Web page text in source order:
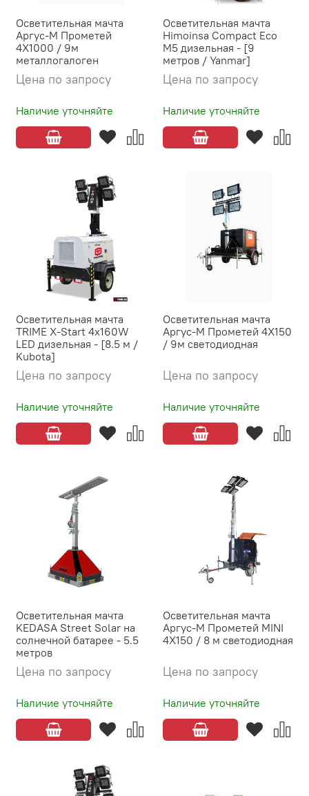
Осветительная мачта
Аргус-М Прометей
4X1000 / 9м
металлогалоген
Наличие уточняйте
Цена по запросу
Осветительная мачта
Himoinsa Compact Eco
M5 дизельная - [9
метров / Yanmar]
Наличие уточняйте
Цена по запросу
Осветительная мачта
TRIME X-Start 4x160W
LED дизельная - [8.5 м /
Kubota]
Наличие уточняйте
Цена по запросу
Осветительная мачта
Аргус-М Прометей 4X150
/ 9м светодиодная
Наличие уточняйте
Цена по запросу
Осветительная мачта
KEDASA Street Solar на
солнечной батарее - 5.5
метров
Наличие уточняйте
Цена по запросу
Осветительная мачта
Аргус-М Прометей MINI
4X150 / 8 м светодиодная
Наличие уточняйте
Цена по запросу